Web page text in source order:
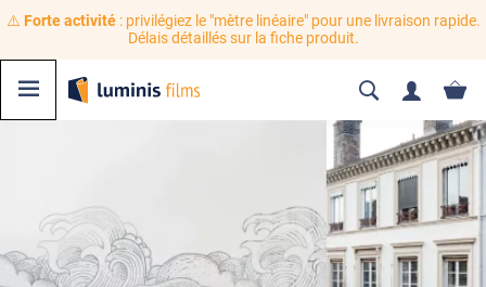
⚠️ Forte activité: privilégiez le "mètre linéaire" pour une livraison rapide.
Délais détaillés sur la fiche produit.